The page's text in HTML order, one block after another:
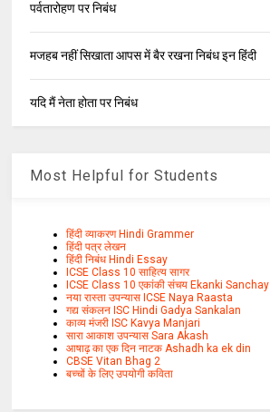
पर्वतारोहण पर निबंध
मजहब नहीं सिखाता आपस में बैर रखना निबंध इन हिंदी
यदि मैं नेता होता पर निबंध
Most Helpful for Students
हिंदी व्याकरण Hindi Grammer
हिंदी पत्र लेखन
हिंदी निबंध Hindi Essay
ICSE Class 10 साहित्य सागर
ICSE Class 10 एकांकी संचय Ekanki Sanchay
नया रास्ता उपन्यास ICSE Naya Raasta
गद्य संकलन ISC Hindi Gadya Sankalan
काव्य मंजरी ISC Kavya Manjari
सारा आकाश उपन्यास Sara Akash
आषाढ़ का एक दिन नाटक Ashadh ka ek din
CBSE Vitan Bhag 2
बच्चों के लिए उपयोगी कविता